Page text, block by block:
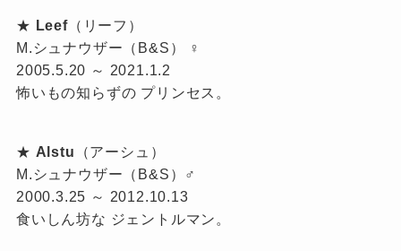
★ Leef（リーフ）
M.シュナウザー（B&S） ♀
2005.5.20 ～ 2021.1.2
怖いもの知らずの プリンセス。
★ Alstu （アーシュ）
M.シュナウザー（B&S）♂
2000.3.25 ～ 2012.10.13
食いしん坊な ジェントルマン。